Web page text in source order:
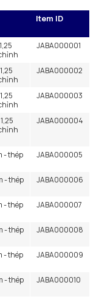
Item ID
JABA000001
JABA000002
JABA000003
JABA000004
- thép
JABA000005
- thép
JABA000006
- thép
JABA000007
- thép
JABA000008
- thép
JABA000009
- thép
JABA000010